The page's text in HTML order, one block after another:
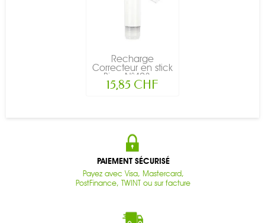
Recharge
Correcteur en stick
Bio - N°493,...
15,85 CHF
PAIEMENT SÉCURISÉ
Payez avec Visa, Mastercard,
PostFinance, TWINT ou sur facture